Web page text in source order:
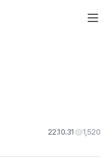
22.10.31 1,520